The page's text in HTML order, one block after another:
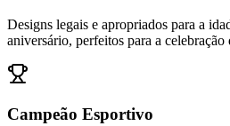
Designs legais e apropriados para a
aniversário, perfeitos para a
Campeão Esportivo